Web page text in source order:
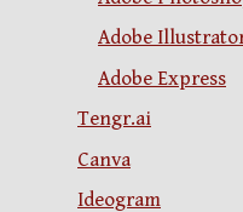
Adobe
Adobe Express
Tengr.ai
Canva
Ideogram